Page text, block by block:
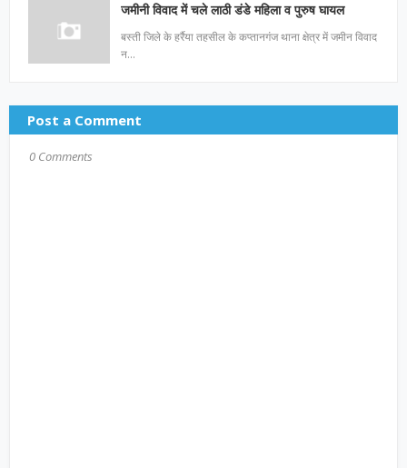
जमीनी विवाद में चले लाठी डंडे महिला व पुरुष घायल
बस्ती जिले के हर्रैया तहसील के कप्तानगंज थाना क्षेत्र में जमीन विवाद
न…
Post a Comment
0 Comments